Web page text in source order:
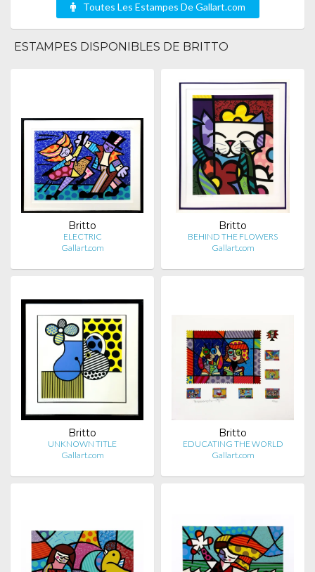
Toutes Les Estampes De Gallart.com
ESTAMPES DISPONIBLES DE BRITTO
Britto
ELECTRIC
Gallart.com
Britto
BEHIND THE FLOWERS
Gallart.com
Britto
UNKNOWN TITLE
Gallart.com
Britto
EDUCATING THE WORLD
Gallart.com